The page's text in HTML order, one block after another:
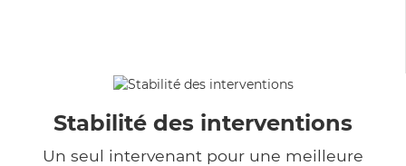
Stabilité des interventions
Un seul intervenant pour une meilleure